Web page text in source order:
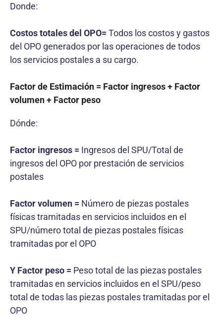
Donde:
Costos totales del OPO= Todos los costos y gastos
del OPO generados por las operaciones de todos
los servicios postales a su cargo.
Factor de Estimación = Factor ingresos + Factor
volumen + Factor peso
Dónde:
Factor ingresos = Ingresos del SPU/Total de
ingresos del OPO por prestación de servicios
postales
Factor volumen = Número de piezas postales
físicas tramitadas en servicios incluidos en el
SPU/número total de piezas postales físicas
tramitadas por el OPO
Y Factor peso = Peso total de las piezas postales
tramitadas en servicios incluidos en el SPU/peso
total de todas las piezas postales tramitadas por el
OPO